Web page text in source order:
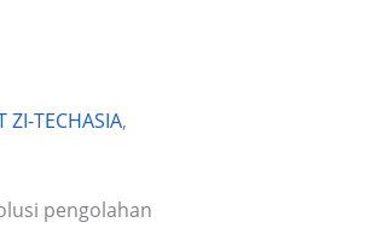
ZI-TECHASIA,
pengolahan